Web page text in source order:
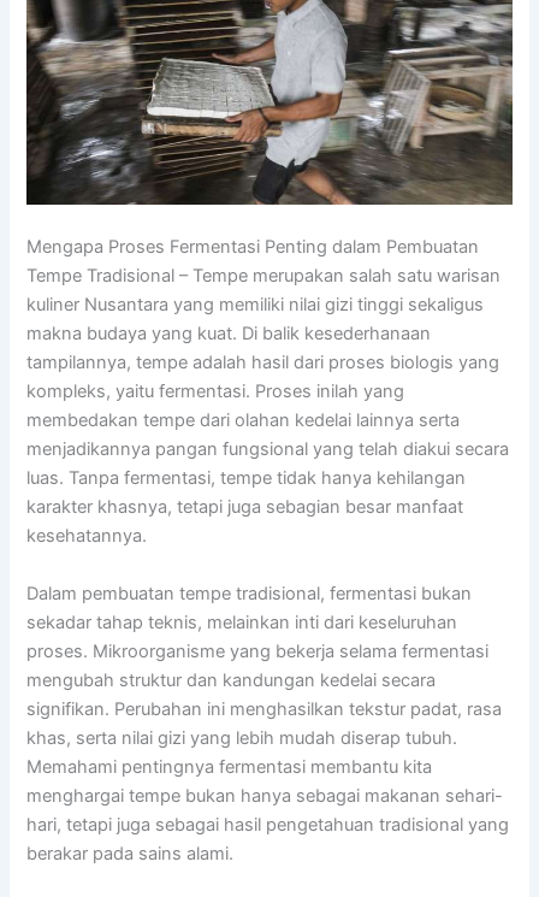
Mengapa Proses Fermentasi Penting dalam Pembuatan
Tempe Tradisional – Tempe merupakan salah satu warisan
kuliner Nusantara yang memiliki nilai gizi tinggi sekaligus
makna budaya yang kuat. Di balik kesederhanaan
tampilannya, tempe adalah hasil dari proses biologis yang
kompleks, yaitu fermentasi. Proses inilah yang
membedakan tempe dari olahan kedelai lainnya serta
menjadikannya pangan fungsional yang telah diakui secara
luas. Tanpa fermentasi, tempe tidak hanya kehilangan
karakter khasnya, tetapi juga sebagian besar manfaat
kesehatannya.
Dalam pembuatan tempe tradisional, fermentasi bukan
sekadar tahap teknis, melainkan inti dari keseluruhan
proses. Mikroorganisme yang bekerja selama fermentasi
mengubah struktur dan kandungan kedelai secara
signifikan. Perubahan ini menghasilkan tekstur padat, rasa
khas, serta nilai gizi yang lebih mudah diserap tubuh.
Memahami pentingnya fermentasi membantu kita
menghargai tempe bukan hanya sebagai makanan sehari-
hari, tetapi juga sebagai hasil pengetahuan tradisional yang
berakar pada sains alami.